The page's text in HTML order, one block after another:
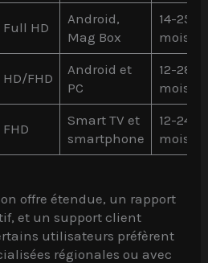
Full HD
Android,
Mag Box
14-25€ /
mois
HD/FHD
Android et
PC
12-28€ /
mois
FHD
Smart TV et
smartphone
12-24€ /
mois
offre étendue, un rapport
et un support client
utilisateurs préfèrent
régionales ou avec